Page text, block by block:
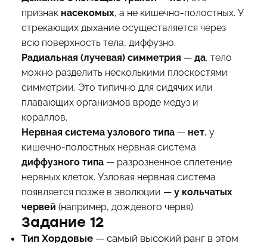
признак насекомых, а не кишечно-полостных. У
стрекающих дыхание осуществляется через
всю поверхность тела, диффузно.
Радиальная (лучевая) симметрия — да, тело
можно разделить несколькими плоскостями
симметрии. Это типично для сидячих или
плавающих организмов вроде медуз и
кораллов.
Нервная система узлового типа— нет, у
кишечно-полостных нервная система
диффузного типа— разрозненное сплетение
нервных клеток. Узловая нервная система
появляется позже в эволюции — у кольчатых
червей (например, дождевого червя).
Задание 12
Тип Хордовые— самый высокий ранг в этом